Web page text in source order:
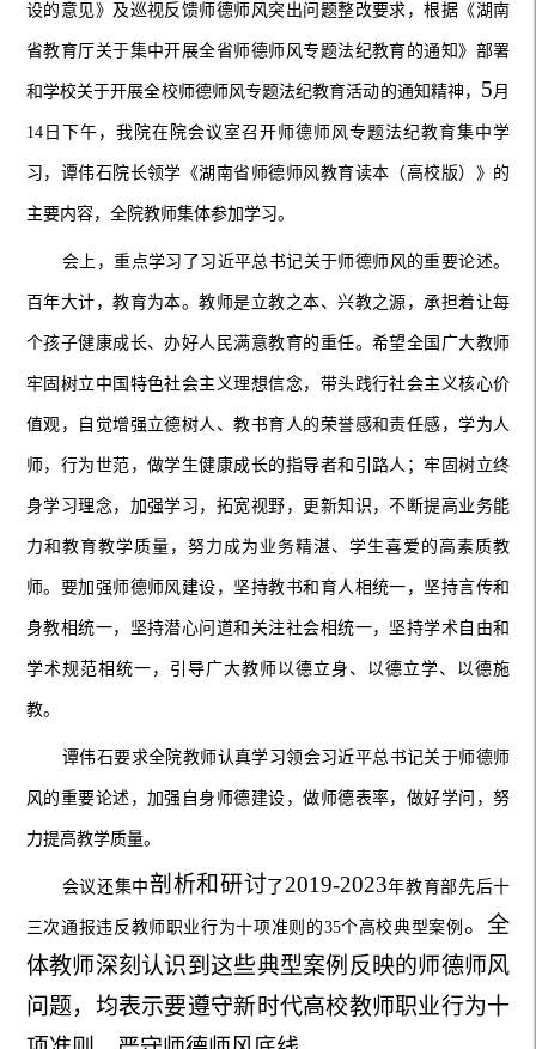
设的意见》及巡视反馈师德师风突出问题整改要求，根据《湖南
省教育厅关于集中开展全省师德师风专题法纪教育的通知》部署
和学校关于开展全校师德师风专题法纪教育活动的通知精神， 5月
14日下午，我院在院会议室召开师德师风专题法纪教育集中学
习，谭伟石院长领学《湖南省师德师风教育读本（高校版）》的
主要内容，全院教师集体参加学习。
会上，重点学习了习近平总书记关于师德师风的重要论述。
百年大计，教育为本。教师是立教之本、兴教之源，承担着让每
个孩子健康成长、办好人民满意教育的重任。希望全国广大教师
牢固树立中国特色社会主义理想信念，带头践行社会主义核心价
值观，自觉增强立德树人、教书育人的荣誉感和责任感，学为人
师，行为世范，做学生健康成长的指导者和引路人；牢固树立终
身学习理念，加强学习，拓宽视野，更新知识，不断提高业务能
力和教育教学质量，努力成为业务精湛、学生喜爱的高素质教
师。要加强师德师风建设，坚持教书和育人相统一，坚持言传和
身教相统一，坚持潜心问道和关注社会相统一，坚持学术自由和
学术规范相统一，引导广大教师以德立身、以德立学、以德施
教。
谭伟石要求全院教师认真学习领会习近平总书记关于师德师
风的重要论述，加强自身师德建设，做师德表率，做好学问，努
力提高教学质量。
会议还集中剖析和研讨 了2019-2023年教育部先后十
三次通报违反教师职业行为十项准则的35个高校典型案例 。全
体教师深刻认识到这些典型案例反映的师德师风
问题，均表示要遵守新时代高校教师职业行为十